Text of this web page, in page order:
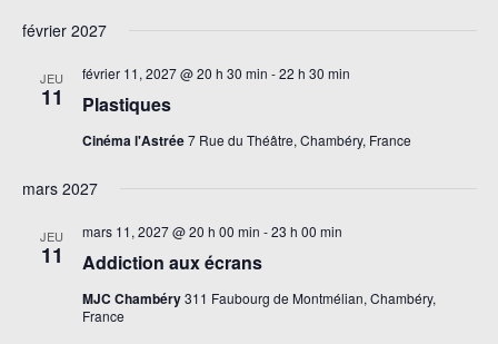
février 2027
JEU
11 Plastiques
février 11, 2027 @ 20 h 30 min -22 h 30 min
Cinéma l'Astrée7 Rue du Théâtre, Chambéry, France
mars 2027
JEU
11 Addiction aux écrans
mars 11, 2027 @ 20 h 00 min -23 h 00 min
MJC Chambéry311 Faubourg de Montmélian, Chambéry,
France